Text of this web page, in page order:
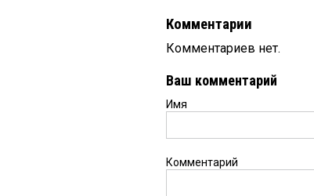
Комментарии
Комментариев нет.
Ваш комментарий
Имя
Комментарий